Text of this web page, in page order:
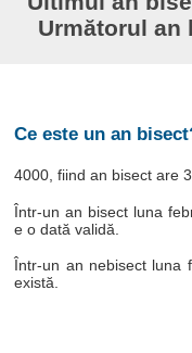
Următorul an
Ce este un an
4000, fiind an bisect are
Într-un an bisect luna
e o dată validă.
Într-un an nebisect luna
există.